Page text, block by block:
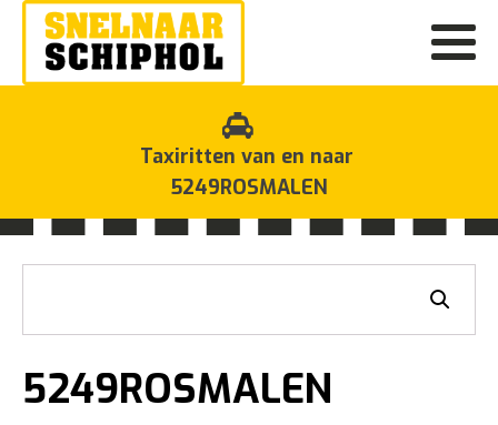
Taxiritten van en naar
5249ROSMALEN
5249ROSMALEN